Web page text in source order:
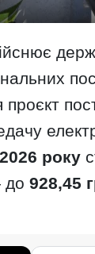
року
до 928,45